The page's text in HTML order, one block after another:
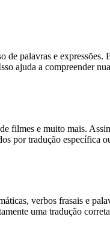
palavras e expressões.
ajuda a compreender
filmes e muito mais.
por tradução específica
verbos frasais e
uma tradução